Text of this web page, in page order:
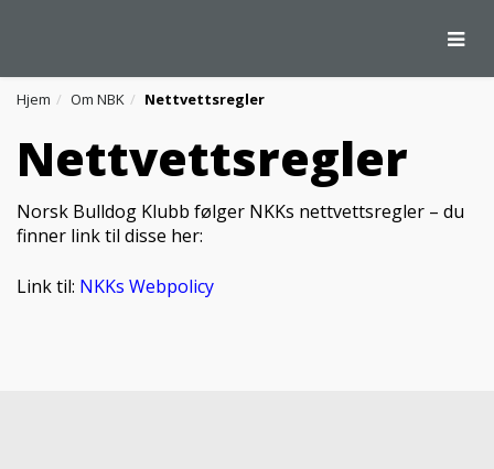
Hjem Om NBK Nettvettsregler
Nettvettsregler
Norsk Bulldog Klubb følger NKKs nettvettsregler – du
finner link til disse her:
Link til: NKKs Webpolicy